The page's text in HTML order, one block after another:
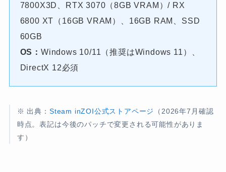
7800X3D、RTX 3070（8GB VRAM）/ RX
6800 XT（16GB VRAM）、16GB RAM、SSD
60GB
OS： Windows 10/11（推奨はWindows 11）、
DirectX 12必須
※ 出典： Steam inZOI公式ストアページ
（2026年7月確認
時点。表記は今後のパッチで変更される可能性がありま
す）